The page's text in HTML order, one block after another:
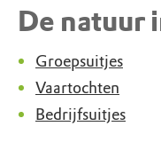
De natuur
Groepsuitjes
Vaartochten
Bedrijfsuitjes